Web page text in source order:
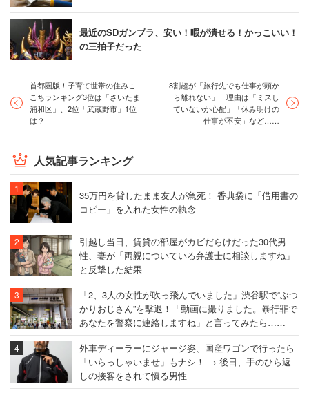
最近のSDガンプラ、安い！暇が潰せる！かっこいい！
の三拍子だった
首都圏版！子育て世帯の住みこ
こちランキング3位は「さいたま
浦和区」、2位「武蔵野市」1位
は？
8割超が「旅行先でも仕事が頭か
ら離れない」 理由は「ミスし
ていないか心配」「休み明けの
仕事が不安」など……
人気記事ランキング
35万円を貸したまま友人が急死！ 香典袋に「借用書の
コピー」を入れた女性の執念
引越し当日、賃貸の部屋がカビだらけだった30代男
性、妻が「両親についている弁護士に相談しますね」
と反撃した結果
「2、3人の女性が吹っ飛んでいました」渋谷駅で“ぶつ
かりおじさん”を撃退！「動画に撮りました。暴行罪で
あなたを警察に連絡しますね」と言ってみたら……
外車ディーラーにジャージ姿、国産ワゴンで行ったら
「いらっしゃいませ」もナシ！ → 後日、手のひら返
しの接客をされて憤る男性